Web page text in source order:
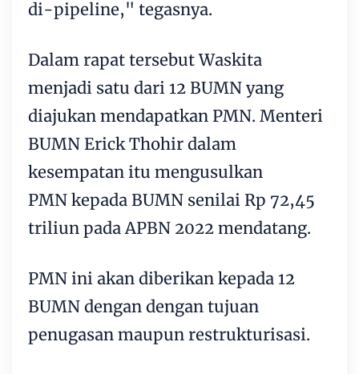
di-pipeline," tegasnya.
Dalam rapat tersebut Waskita
menjadi satu dari 12 BUMN yang
diajukan mendapatkan PMN. Menteri
BUMN Erick Thohir dalam
kesempatan itu mengusulkan
PMN kepada BUMN senilai Rp 72,45
triliun pada APBN 2022 mendatang.
PMN ini akan diberikan kepada 12
BUMN dengan dengan tujuan
penugasan maupun restrukturisasi.